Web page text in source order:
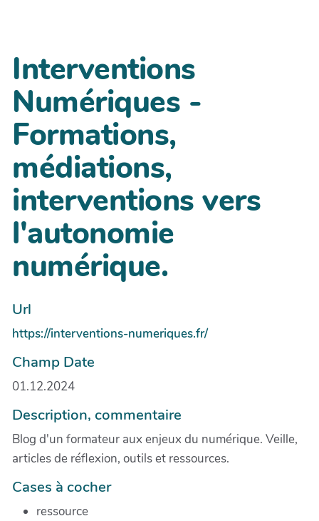
Interventions
Numériques -
Formations,
médiations,
interventions vers
l'autonomie
numérique.
Url
https://interventions-numeriques.fr/
Champ Date
01.12.2024
Description, commentaire
Blog d'un formateur aux enjeux du numérique. Veille,
articles de réflexion, outils et ressources.
Cases à cocher
ressource